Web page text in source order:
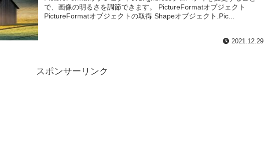
で、画像の明るさを調節できます。 PictureFormatオブジェクト
PictureFormatオブジェクトの取得 Shapeオブジェクト.Pic...
2021.12.29
スポンサーリンク